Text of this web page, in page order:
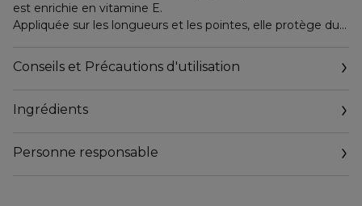
est enrichie en vitamine E.
Appliquée sur les longueurs et les pointes, elle protège du
24h pour un fini lisse et soyeux. Sa texture ultra-légère, non
grasse et multi-usages, est idéale pour une utilisation
Le parfum estival du jasmin allié aux notes de tubéreuse
brillants et doux comme de la soie.
Conseils et Précautions d'utilisation
Ingrédients
Personne responsable